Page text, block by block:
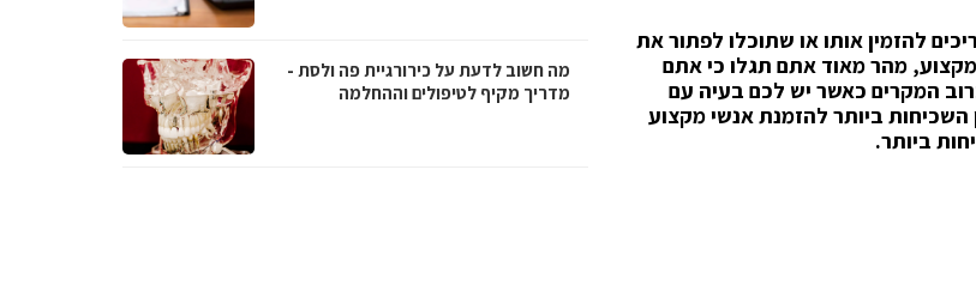
להזמין אותו או שתוכלו לפתור את
מהר מאוד אתם תגלו כי אתם
המקרים כאשר יש לכם בעיה עם
ביותר להזמנת אנשי מקצוע
ביותר.
מה חשוב לדעת על כירורגיית פה ולסת -
מדריך מקיף לטיפולים וההחלמה